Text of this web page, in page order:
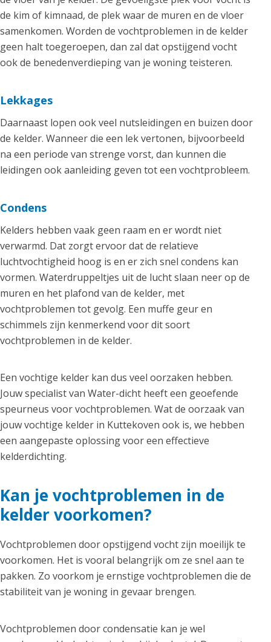
de kim of kimnaad, de plek waar de muren en de vloer
samenkomen. Worden de vochtproblemen in de kelder
geen halt toegeroepen, dan zal dat opstijgend vocht
ook de benedenverdieping van je woning teisteren.
Lekkages
Daarnaast lopen ook veel nutsleidingen en buizen door
de kelder. Wanneer die een lek vertonen, bijvoorbeeld
na een periode van strenge vorst, dan kunnen die
leidingen ook aanleiding geven tot een vochtprobleem.
Condens
Kelders hebben vaak geen raam en er wordt niet
verwarmd. Dat zorgt ervoor dat de relatieve
luchtvochtigheid hoog is en er zich snel condens kan
vormen. Waterdruppeltjes uit de lucht slaan neer op de
muren en het plafond van de kelder, met
vochtproblemen tot gevolg. Een muffe geur en
schimmels zijn kenmerkend voor dit soort
vochtproblemen in de kelder.
Een vochtige kelder kan dus veel oorzaken hebben.
Jouw specialist van Water-dicht heeft een geoefende
speurneus voor vochtproblemen. Wat de oorzaak van
jouw vochtige kelder in Kuttekoven ook is, we hebben
een aangepaste oplossing voor een effectieve
kelderdichting.
Kan je vochtproblemen in de
kelder voorkomen?
Vochtproblemen door opstijgend vocht zijn moeilijk te
voorkomen. Het is vooral belangrijk om ze snel aan te
pakken. Zo voorkom je ernstige vochtproblemen die de
stabiliteit van je woning in gevaar brengen.
Vochtproblemen door condensatie kan je wel